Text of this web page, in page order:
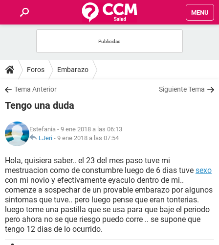
MENU
FOROS
SALUD
FAMILIA
NUTRICIÓN
BIENESTAR
SEXUALIDAD
GLOSARIO
Foros Embarazo
Tema Anterior Siguiente Tema
Tengo una duda
Estefania - 9 ene 2018 a las 06:13
LJeri - 9 ene 2018 a las 07:54
Hola, quisiera saber.. el 23 del mes paso tuve mi
mestruacion como de constumbre luego de 6 dias tuve sexo
con mi novio y efectivamente eyaculo dentro de mi..
comenze a sospechar de un provable embarazo por algunos
sintomas que tuve.. pero luego pense que eran tonterias.
luego tome una pastilla que se usa para que baje el periodo
pero ahora no se que riesgo puedo corre .. se supone que
tengo 12 dias de lo ocurrido.